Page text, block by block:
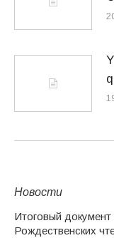
Новости
Итоговый
Рождественских